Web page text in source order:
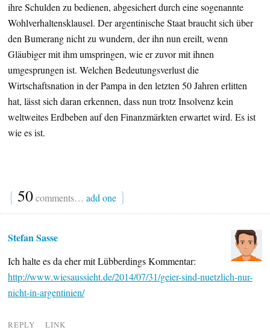
ihre Schulden zu bedienen, abgesichert durch eine sogenannte
Wohlverhaltensklausel. Der argentinische Staat braucht sich über
den Bumerang nicht zu wundern, der ihn nun ereilt, wenn
Gläubiger mit ihm umspringen, wie er zuvor mit ihnen
umgesprungen ist. Welchen Bedeutungsverlust die
Wirtschaftsnation in der Pampa in den letzten 50 Jahren erlitten
hat, lässt sich daran erkennen, dass nun trotz Insolvenz kein
weltweites Erdbeben auf den Finanzmärkten erwartet wird. Es ist
wie es ist.
{ 50comments… add one }
Stefan Sasse
Ich halte es da eher mit Lübberdings Kommentar:
http://www.wiesaussieht.de/2014/07/31/geier-sind-nuetzlich-nur-
nicht-in-argentinien/
REPLY LINK